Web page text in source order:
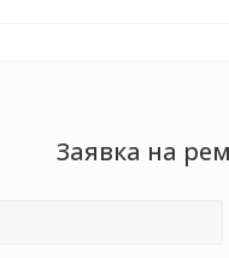
Заявка на